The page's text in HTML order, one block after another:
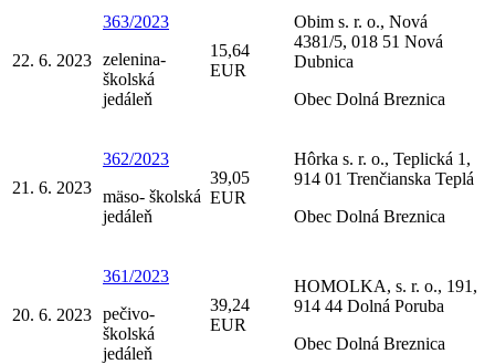
22. 6. 2023
363/2023
zelenina-
školská
jedáleň
15,64
EUR
Obim s. r. o., Nová
4381/5, 018 51 Nová
Dubnica
Obec Dolná Breznica
21. 6. 2023
362/2023
mäso- školská
jedáleň
39,05
EUR
Hôrka s. r. o., Teplická 1,
914 01 Trenčianska Teplá
Obec Dolná Breznica
20. 6. 2023
361/2023
pečivo-
školská
jedáleň
39,24
EUR
HOMOLKA, s. r. o., 191,
914 44 Dolná Poruba
Obec Dolná Breznica